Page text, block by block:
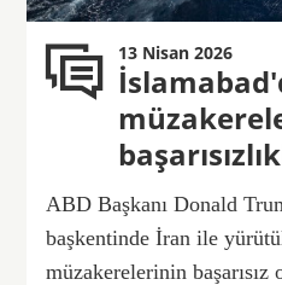
13 Nisan 2026
ABD Başkanı Donald
başkentinde İran ile
müzakerelerinin başarısız